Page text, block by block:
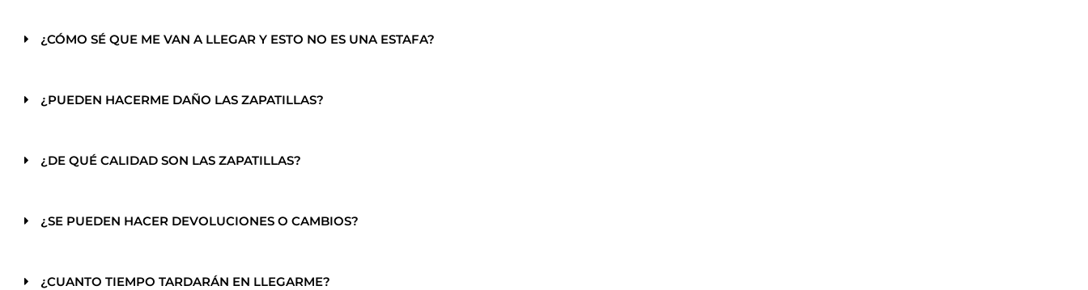
¿CÓMO SÉ QUE ME VAN A LLEGAR Y ESTO NO ES UNA ESTAFA?
¿PUEDEN HACERME DAÑO LAS ZAPATILLAS?
¿DE QUÉ CALIDAD SON LAS ZAPATILLAS?
¿SE PUEDEN HACER DEVOLUCIONES O CAMBIOS?
¿CUANTO TIEMPO TARDARÁN EN LLEGARME?